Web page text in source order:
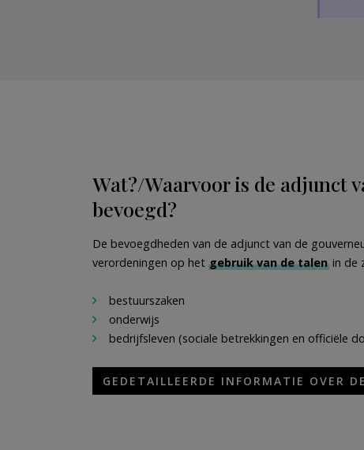
Wat?/Waarvoor is de adjunct
bevoegd?
De bevoegdheden van de adjunct van de
verordeningen op het gebruik van de talen in de
bestuurszaken
onderwijs
bedrijfsleven (sociale betrekkingen en officiële
GEDETAILLEERDE INFORMATIE OVER